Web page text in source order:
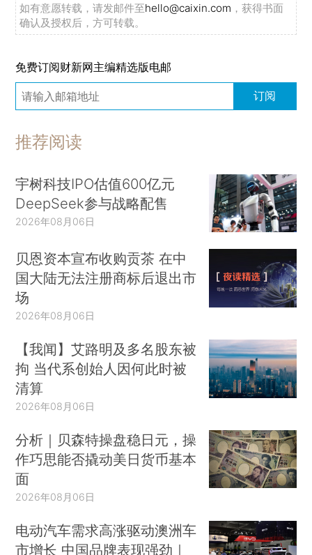
如有意愿转载，请发邮件至hello@caixin.com ，获得书面
确认及授权后，方可转载。
免费订阅财新网主编精选版电邮
订阅
推荐阅读
宇树科技IPO估值600亿元
DeepSeek参与战略配售
2026年08月06日
贝恩资本宣布收购贡茶 在中
国大陆无法注册商标后退出市
场
2026年08月06日
【我闻】艾路明及多名股东被
拘 当代系创始人因何此时被
清算
2026年08月06日
分析｜贝森特操盘稳日元，操
作巧思能否撬动美日货币基本
面
2026年08月06日
电动汽车需求高涨驱动澳洲车
市增长 中国品牌表现强劲｜